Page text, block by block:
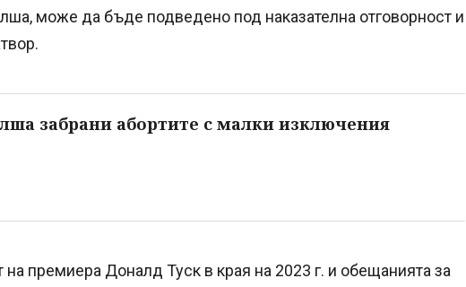
може да бъде подведено под наказателна отговорност и
забрани абортите с малки изключения
премиера Доналд Туск в края на 2023 г. и обещанията за